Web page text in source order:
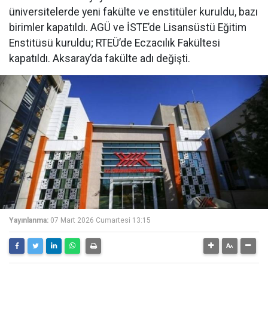
üniversitelerde yeni fakülte ve enstitüler kuruldu, bazı
birimler kapatıldı. AGÜ ve İSTE’de Lisansüstü Eğitim
Enstitüsü kuruldu; RTEÜ’de Eczacılık Fakültesi
kapatıldı. Aksaray’da fakülte adı değişti.
Yayınlanma: 07 Mart 2026 Cumartesi 13:15